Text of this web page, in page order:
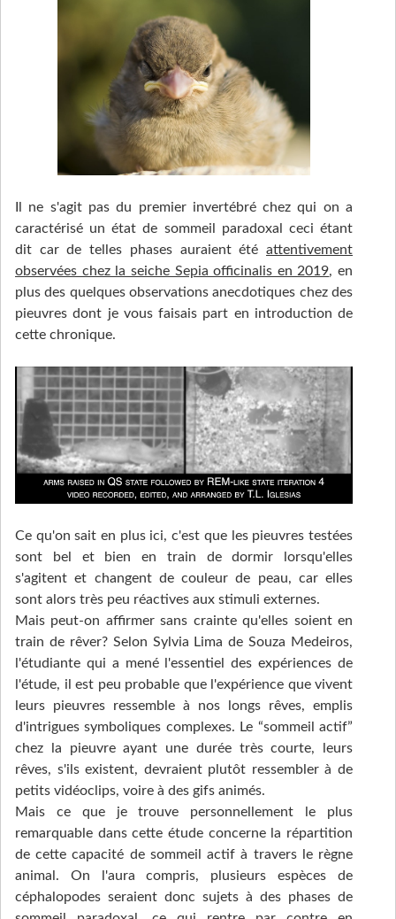
Il ne s'agit pas du premier invertébré chez qui on a
caractérisé un état de sommeil paradoxal ceci étant
dit car de telles phases auraient été attentivement
observées chez la seiche Sepia officinalis en 2019, en
plus des quelques observations anecdotiques chez des
pieuvres dont je vous faisais part en introduction de
cette chronique.
Ce qu'on sait en plus ici, c'est que les pieuvres testées
sont bel et bien en train de dormir lorsqu'elles
s'agitent et changent de couleur de peau, car elles
sont alors très peu réactives aux stimuli externes.
Mais peut-on affirmer sans crainte qu'elles soient en
train de rêver? Selon Sylvia Lima de Souza Medeiros,
l'étudiante qui a mené l'essentiel des expériences de
l'étude, il est peu probable que l'expérience que vivent
leurs pieuvres ressemble à nos longs rêves, emplis
d'intrigues symboliques complexes. Le “sommeil actif”
chez la pieuvre ayant une durée très courte, leurs
rêves, s'ils existent, devraient plutôt ressembler à de
petits vidéoclips, voire à des gifs animés.
Mais ce que je trouve personnellement le plus
remarquable dans cette étude concerne la répartition
de cette capacité de sommeil actif à travers le règne
animal. On l'aura compris, plusieurs espèces de
céphalopodes seraient donc sujets à des phases de